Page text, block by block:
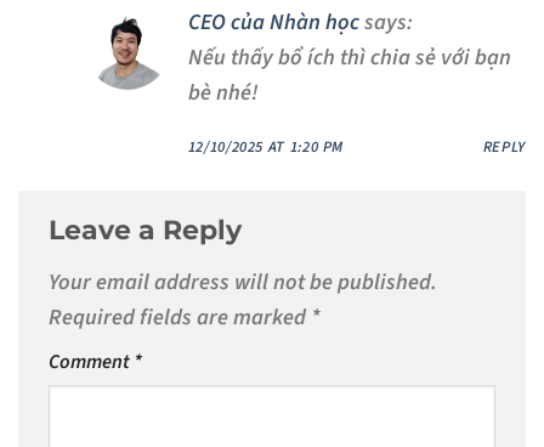
CEO của Nhàn họcsays:
Nếu thấy bổ ích thì chia sẻ với bạn
bè nhé!
12/10/2025 AT 1:20 PM REPLY
Leave a Reply
Your email address will not be published.
Required fields are marked *
Comment *